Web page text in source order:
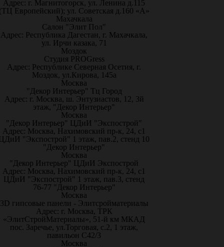
Адрес: г. Магнитогорск, ул. Ленина д.115
Европейский); ул. Советская д.160 «А»
Махачкала
Салон "Элит Пол"
Адрес: Республика Дагестан, г. Махачкала,
ул. Ирчи казака, 71
Моздок
Студия PROGress
Адрес: Республике Северная Осетия, г.
Моздок, ул.Кирова, 145а
Москва
"Декор Интерьер" Тц Город
Адрес: г. Москва, ш. Энтузиастов, 12, 3й
этаж, "Декор Интерьер"
Москва
"Декор Интерьер" ЦДиИ "Экспострой"
Адрес: Москва, Нахимовский пр-к, 24, с1
"Экспострой" 1 этаж, пав.2, стенд 10
"Декор Интерьер"
Москва
"Декор Интерьер" ЦДиИ Экспострой
Адрес: Москва, Нахимовский пр-к, 24, с1
ЦДиИ "Экспострой" 1 этаж, пав.3, стенд
76-77 "Декор Интерьер"
Москва
3D гипсовые панели - Элитсройматериалы
Адрес: г. Москва, ТРК
«ЭлитСтройМатериалы», 51-й км МКАД
пос. Заречье, ул.Торговая, с.2, 1 этаж,
павильон С42/3
Москва